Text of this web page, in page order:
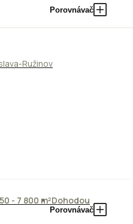
Porovnávač
Ružinov
- 7 800 m²Dohodou
Porovnávač